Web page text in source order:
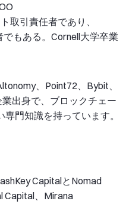
取引責任者であり、
もある。Cornell大学卒業
、Point72、Bybit、
出身で、ブロックチェー
門知識を持っています。
CapitalとNomad
Capital、Mirana